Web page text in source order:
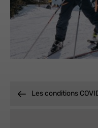
Les conditions